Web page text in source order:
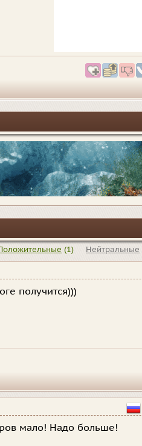
Нейтральные
(1)
получится)))
мало! Надо больше!